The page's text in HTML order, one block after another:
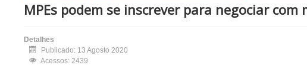
MPEs podem se inscrever para negociar
Detalhes
Publicado: 13 Agosto 2020
Acessos: 2439